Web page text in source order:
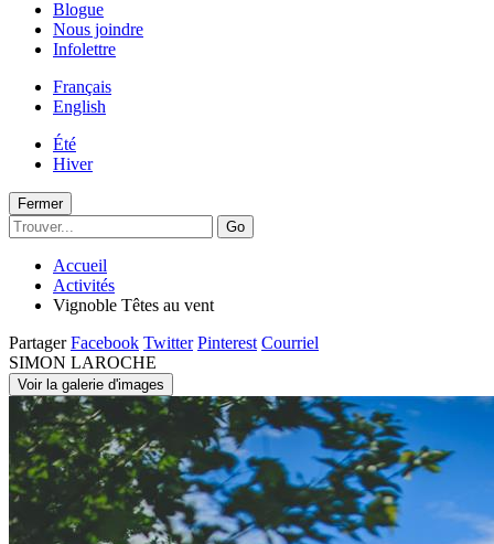
Blogue
Nous joindre
Infolettre
Français
English
Été
Hiver
Fermer
Go
Accueil
Activités
Vignoble Têtes au vent
Partager Facebook Twitter Pinterest Courriel
SIMON LAROCHE
Voir la galerie d'images